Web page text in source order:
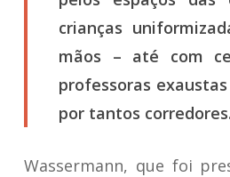
crianças
mãos – até com
professoras
por tantos corredores.
Wassermann, que foi